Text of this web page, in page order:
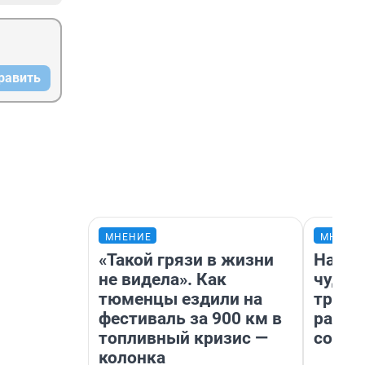
МНЕНИЕ
«Такой грязи в жизни
не видела». Как
тюменцы ездили на
фестиваль за 900 км в
топливный кризис —
колонка